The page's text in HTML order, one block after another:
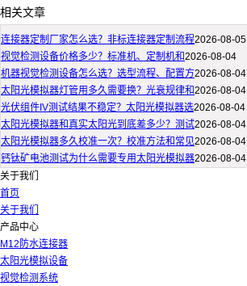
相关文章
连接器定制厂家怎么选？非标连接器定制流程2026-08-05
视觉检测设备价格多少？标准机、定制机和2026-08-04
机器视觉检测设备怎么选？选型流程、配置方2026-08-04
太阳光模拟器灯管用多久需要换？光衰规律和2026-08-04
光伏组件IV测试结果不稳定？太阳光模拟器选2026-08-04
太阳光模拟器和真实太阳光到底差多少？测试2026-08-04
太阳光模拟器多久校准一次？校准方法和常见2026-08-04
钙钛矿电池测试为什么需要专用太阳光模拟器2026-08-04
关于我们
首页
关于我们
产品中心
M12防水连接器
太阳光模拟设备
视觉检测系统